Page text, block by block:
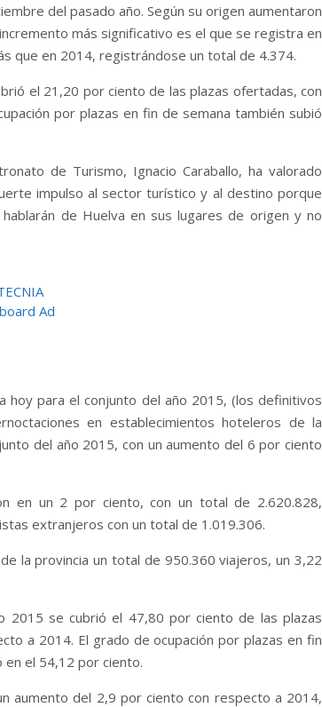
del pasado año. Según su origen aumentaron
más significativo es el que se registra en
que en 2014, registrándose un total de 4.374.
el 21,20 por ciento de las plazas ofertadas, con
por plazas en fin de semana también subió
de Turismo, Ignacio Caraballo, ha valorado
impulso al sector turístico y al destino porque
de Huelva en sus lugares de origen y no
hoy para el conjunto del año 2015, (los definitivos
en establecimientos hoteleros de la
del año 2015, con un aumento del 6 por ciento
en un 2 por ciento, con un total de 2.620.828,
extranjeros con un total de 1.019.306.
la provincia un total de 950.360 viajeros, un 3,22
2015 se cubrió el 47,80 por ciento de las plazas
a 2014. El grado de ocupación por plazas en fin
el 54,12 por ciento.
aumento del 2,9 por ciento con respecto a 2014,